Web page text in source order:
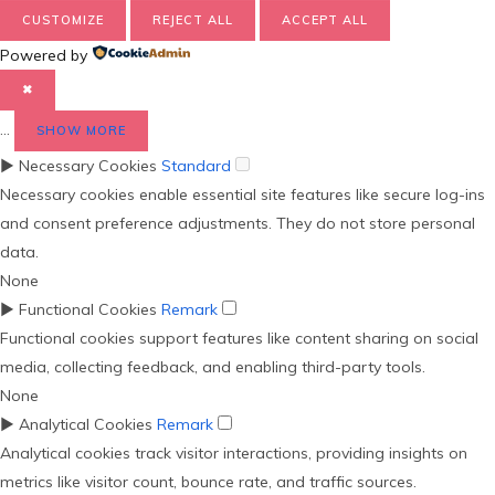
CUSTOMIZE REJECT ALL ACCEPT ALL
Powered by
✖
... SHOW MORE
► Necessary Cookies Standard
Necessary cookies enable essential site features like secure log-ins
and consent preference adjustments. They do not store personal
data.
None
► Functional Cookies Remark
Functional cookies support features like content sharing on social
media, collecting feedback, and enabling third-party tools.
None
► Analytical Cookies Remark
Analytical cookies track visitor interactions, providing insights on
metrics like visitor count, bounce rate, and traffic sources.